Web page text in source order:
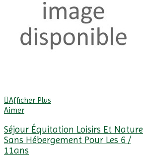
Afficher Plus
Aimer
Séjour Équitation Loisirs Et Nature
Sans Hébergement Pour Les 6 /
11ans